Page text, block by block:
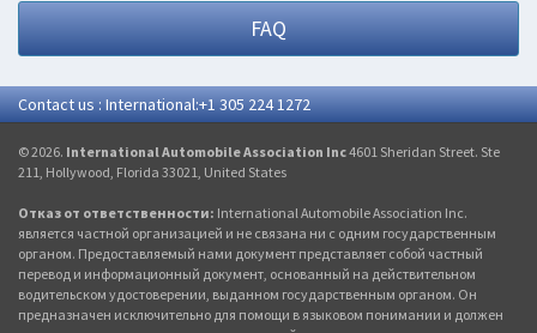
FAQ
Contact us : International:+1 305 224 1272
© 2026. International Automobile Association Inc4601 Sheridan Street. Ste
211, Hollywood, Florida 33021, United States
Отказ от ответственности: International Automobile Association Inc.
является частной организацией и не связана ни с одним государственным
органом. Предоставляемый нами документ представляет собой частный
перевод и информационный документ, основанный на действительном
водительском удостоверении, выданном государственным органом. Он
предназначен исключительно для помощи в языковом понимании и должен